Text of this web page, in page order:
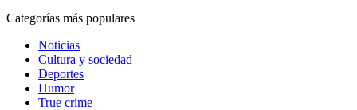
Categorías más populares
Noticias
Cultura y sociedad
Deportes
Humor
True crime